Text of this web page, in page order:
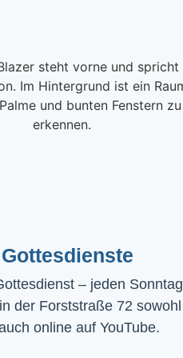
– jeden Sonntag
der Forststraße 72 sowohl
online auf YouTube.